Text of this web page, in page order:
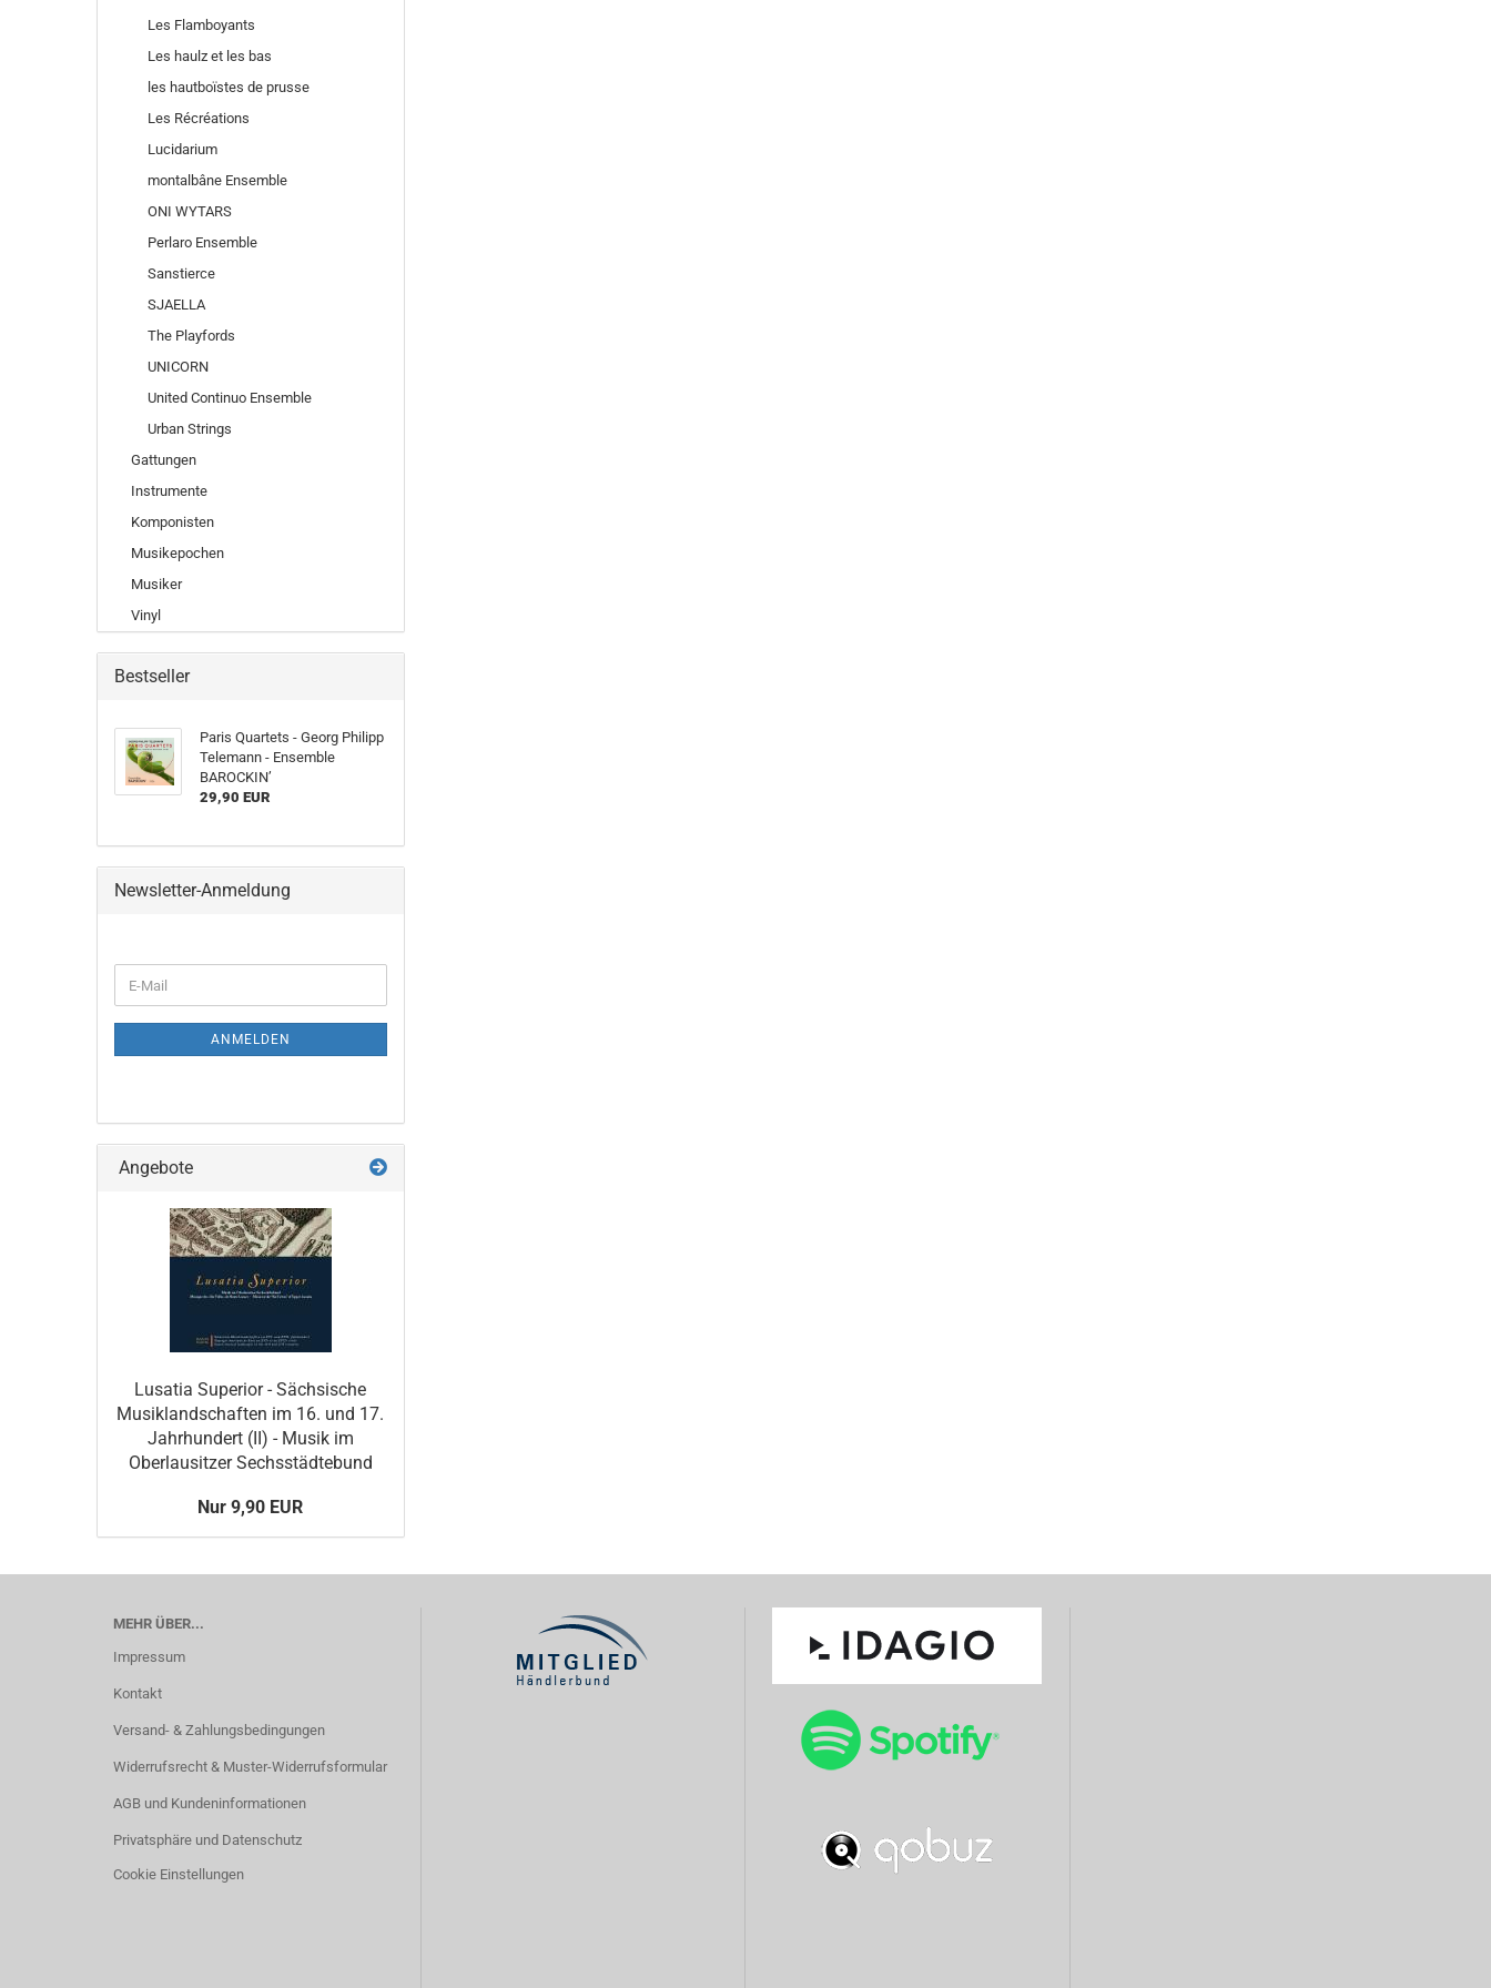
Les Flamboyants
Les haulz et les bas
les hautboïstes de prusse
Les Récréations
Lucidarium
montalbâne Ensemble
ONI WYTARS
Perlaro Ensemble
Sanstierce
SJAELLA
The Playfords
UNICORN
United Continuo Ensemble
Urban Strings
Gattungen
Instrumente
Komponisten
Musikepochen
Musiker
Vinyl
Bestseller
Paris Quartets - Georg Philipp
Telemann - Ensemble
BAROCKIN’
29,90 EUR
Newsletter-Anmeldung
ZUR
E-
Mail
ANMELDEN
Angebote
Lusatia Superior - Sächsische
Musiklandschaften im 16. und 17.
Jahrhundert (II) - Musik im
Oberlausitzer Sechsstädtebund
Nur 9,90 EUR
MEHR ÜBER...
Impressum
Kontakt
Versand- & Zahlungsbedingungen
Widerrufsrecht & Muster-Widerrufsformular
AGB und Kundeninformationen
Privatsphäre und Datenschutz
Cookie Einstellungen